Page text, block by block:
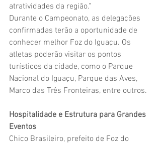
atratividades da região."
Durante o Campeonato, as delegações
confirmadas terão a oportunidade de
conhecer melhor Foz do Iguaçu. Os
atletas poderão visitar os pontos
turísticos da cidade, como o Parque
Nacional do Iguaçu, Parque das Aves,
Marco das Três Fronteiras, entre outros.
Hospitalidade e Estrutura para Grandes
Eventos
Chico Brasileiro, prefeito de Foz do